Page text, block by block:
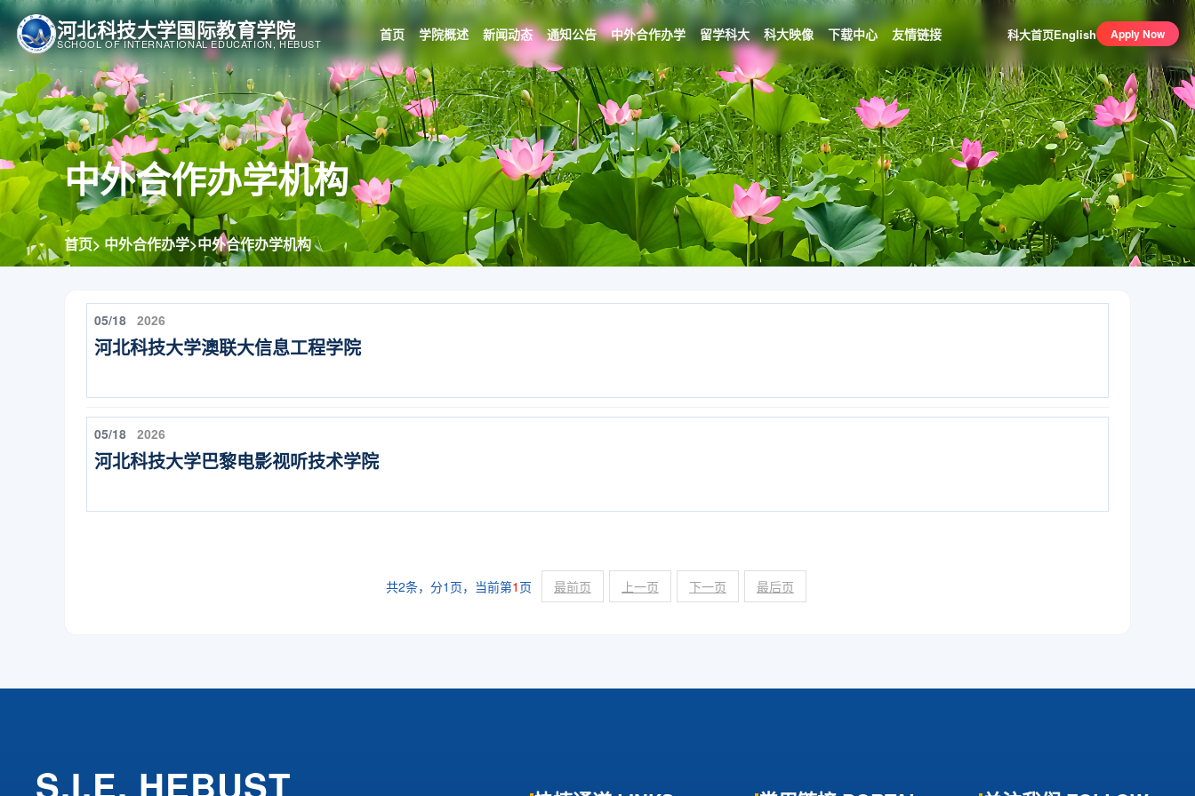
河北科技大学国际教育学院
SCHOOL OF INTERNATIONAL EDUCATION, HEBUST
首页 学院概述 新闻动态 通知公告 中外合作办学 留学科大 科大映像 下载中心 友情链接 科大首页English Apply Now
中外合作办学机构
首页> 中外合作办学>中外合作办学机构
05/18 2026
河北科技大学澳联大信息工程学院
05/18 2026
河北科技大学巴黎电影视听技术学院
共2条，分1页，当前第1 页 最前页 上一页 下一页 最后页
S.I.E, HEBUST